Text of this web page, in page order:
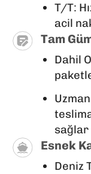
T/T:
acil
Tam
Dahil
sağlar
Esnek
Deniz